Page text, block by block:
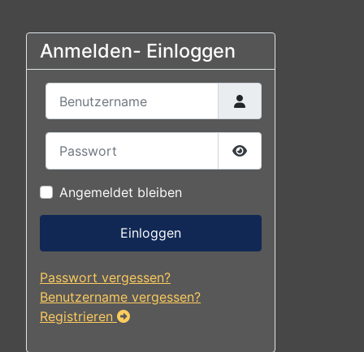
Anmelden- Einloggen
Passwort anzeigen
Angemeldet bleiben
Einloggen
Passwort vergessen?
Benutzername vergessen?
Registrieren